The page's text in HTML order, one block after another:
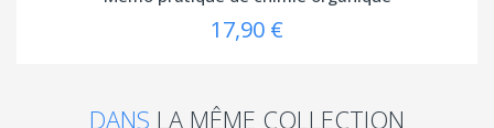
17,90 €
DANS LA MÊME COLLECTION